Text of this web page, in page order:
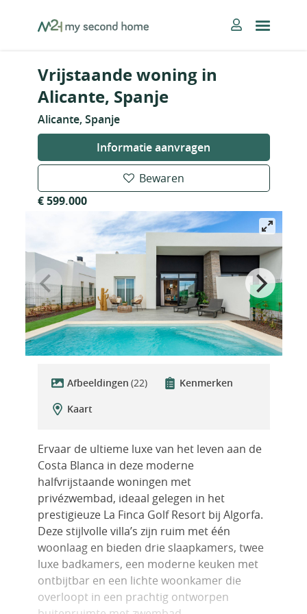
MySecondHome
Vrijstaande woning in
Alicante, Spanje
Alicante, Spanje
Informatie aanvragen
Bewaren
€ 599.000
Afbeeldingen (22)
Kenmerken
Kaart
Ervaar de ultieme luxe van het leven aan de
Costa Blanca in deze moderne
halfvrijstaande woningen met
privézwembad, ideaal gelegen in het
prestigieuze La Finca Golf Resort bij Algorfa.
Deze stijlvolle villa’s zijn ruim met één
woonlaag en bieden drie slaapkamers, twee
luxe badkamers, een moderne keuken met
ontbijtbar en een lichte woonkamer die
overloopt in een prachtig ontworpen